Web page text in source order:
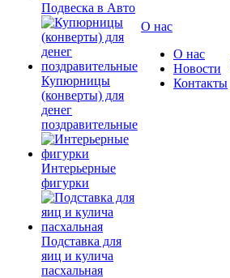
Подвеска в Авто
Купюрницы
(конверты) для
денег
поздравительные
Интерьерные
фигурки
Подставка для
яиц и кулича
пасхальная
О нас
О нас
Новости
Контакты